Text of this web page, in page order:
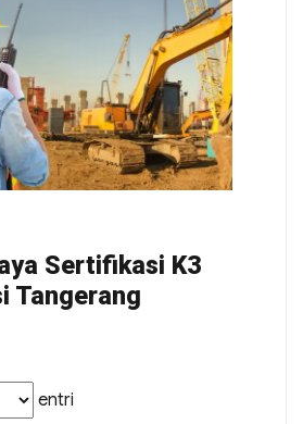
Sertifikasi K3
Tangerang
entri